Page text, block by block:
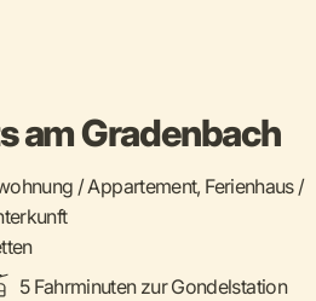
am Gradenbach
/ Appartement, Ferienhaus /
5 Fahrminuten zur Gondelstation